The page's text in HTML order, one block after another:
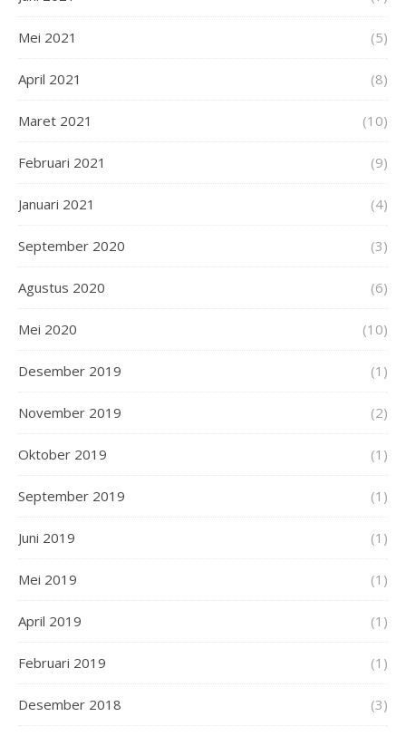
Mei 2021 (5)
April 2021 (8)
Maret 2021 (10)
Februari 2021 (9)
Januari 2021 (4)
September 2020 (3)
Agustus 2020 (6)
Mei 2020 (10)
Desember 2019 (1)
November 2019 (2)
Oktober 2019 (1)
September 2019 (1)
Juni 2019 (1)
Mei 2019 (1)
April 2019 (1)
Februari 2019 (1)
Desember 2018 (3)